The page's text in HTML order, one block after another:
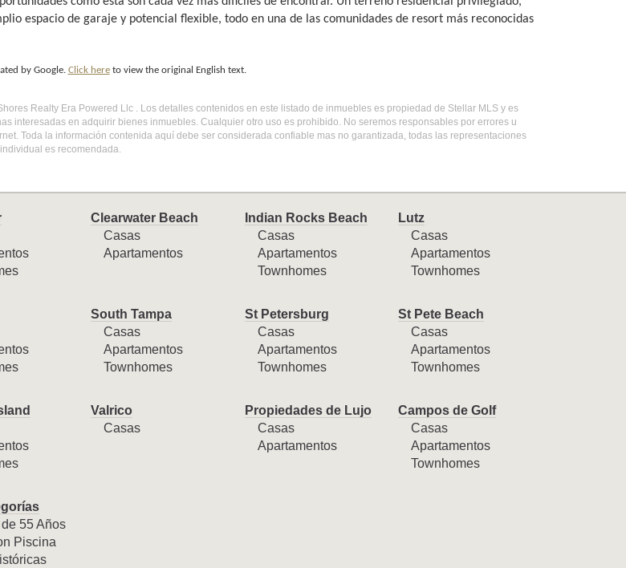
espacio de garaje y potencial flexible, todo en una de las comunidades de resort más reconocidas
by Google. Click hereto view the original English text.
Realty Era Powered Llc . Los detalles contenidos en este listado de inmuebles es propiedad de Stellar MLS y es
interesadas en adquirir bienes inmuebles. Cualquier otro uso es prohibido. No seremos responsables por errores u
Toda la información contenida aquí debe ser considerada confiable mas no garantizada, todas las representaciones
es recomendada.
Clearwater Beach
Casas
Apartamentos
Indian Rocks Beach
Casas
Apartamentos
Townhomes
Lutz
Casas
Apartamentos
Townhomes
South Tampa
Casas
Apartamentos
Townhomes
St Petersburg
Casas
Apartamentos
Townhomes
St Pete Beach
Casas
Apartamentos
Townhomes
Valrico
Casas
Propiedades de Lujo
Casas
Apartamentos
Campos de Golf
Casas
Apartamentos
Townhomes
55 Años
Piscina